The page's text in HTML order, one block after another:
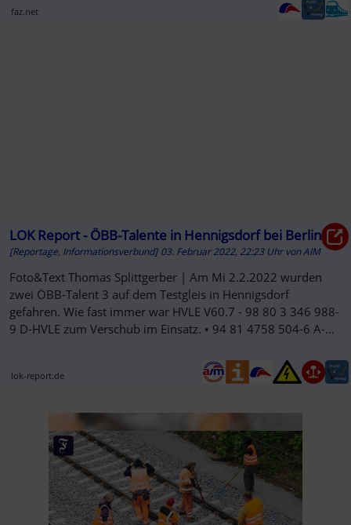
faz.net
LOK Report - ÖBB-Talente in Hennigsdorf bei Berlin
[Reportage, Informationsverbund] 03. Februar 2022, 22:23 Uhr vonAIM
Foto&Text Thomas Splittgerber | Am Mi 2.2.2022 wurden
zwei ÖBB-Talent 3 auf dem Testgleis in Hennigsdorf
gefahren. Wie fast immer war HVLE V60.7 - 98 80 3 346 988-
9 D-HVLE zum Verschub im Einsatz. • 94 81 4758 504-6 A-
lok-report.de